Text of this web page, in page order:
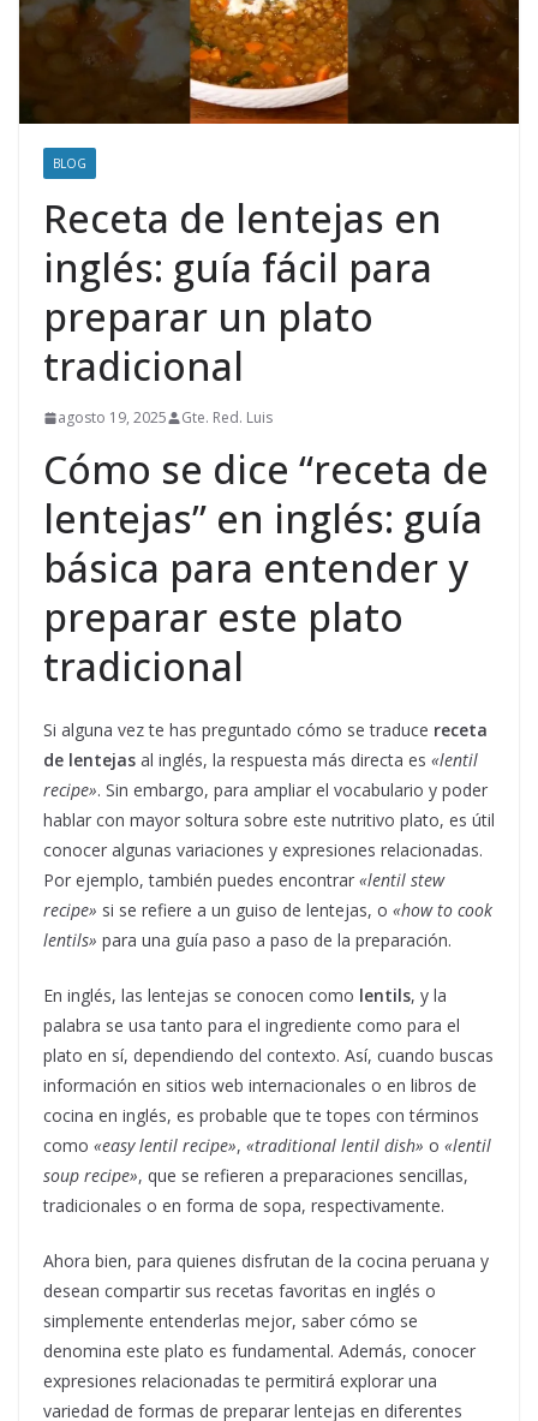
BLOG
Receta de lentejas en
inglés: guía fácil para
preparar un plato
tradicional
agosto 19, 2025 Gte. Red. Luis
Cómo se dice “receta de
lentejas” en inglés: guía
básica para entender y
preparar este plato
tradicional
Si alguna vez te has preguntado cómo se traduce receta
de lentejas al inglés, la respuesta más directa es «lentil
recipe». Sin embargo, para ampliar el vocabulario y poder
hablar con mayor soltura sobre este nutritivo plato, es útil
conocer algunas variaciones y expresiones relacionadas.
Por ejemplo, también puedes encontrar «lentil stew
recipe» si se refiere a un guiso de lentejas, o «how to cook
lentils» para una guía paso a paso de la preparación.
En inglés, las lentejas se conocen como lentils, y la
palabra se usa tanto para el ingrediente como para el
plato en sí, dependiendo del contexto. Así, cuando buscas
información en sitios web internacionales o en libros de
cocina en inglés, es probable que te topes con términos
como «easy lentil recipe», «traditional lentil dish» o «lentil
soup recipe», que se refieren a preparaciones sencillas,
tradicionales o en forma de sopa, respectivamente.
Ahora bien, para quienes disfrutan de la cocina peruana y
desean compartir sus recetas favoritas en inglés o
simplemente entenderlas mejor, saber cómo se
denomina este plato es fundamental. Además, conocer
expresiones relacionadas te permitirá explorar una
variedad de formas de preparar lentejas en diferentes